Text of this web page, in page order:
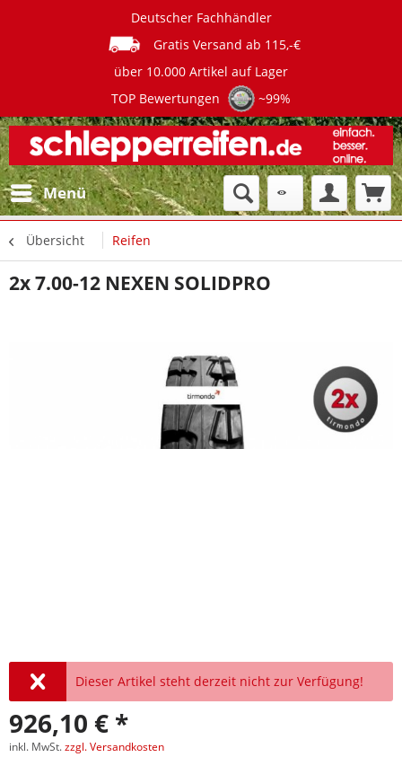
Deutscher Fachhändler
Gratis Versand ab 115,-€
über 10.000 Artikel auf Lager
TOP Bewertungen
~99%
Menü
Übersicht Reifen
2x 7.00-12 NEXEN SOLIDPRO
Dieser Artikel steht derzeit nicht zur Verfügung!
926,10 € *
inkl. MwSt.zzgl. Versandkosten